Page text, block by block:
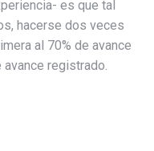
es que tal
hacerse dos veces
al 70% de avance
avance registrado.